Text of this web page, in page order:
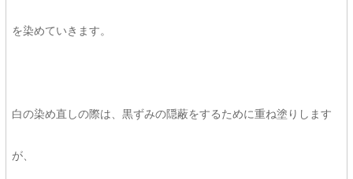
を染めていきます。
白の染め直しの際は、黒ずみの隠蔽をするために重ね塗りします
が、